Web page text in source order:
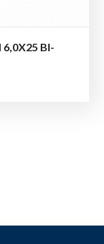
6,0X25 BI-